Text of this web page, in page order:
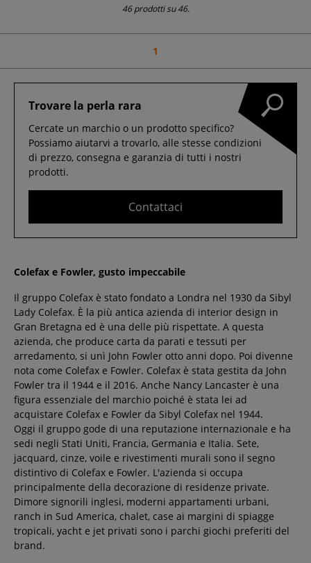
46 prodotti su 46.
1
Trovare la perla rara
Cercate un marchio o un prodotto specifico?
Possiamo aiutarvi a trovarlo, alle stesse condizioni
di prezzo, consegna e garanzia di tutti i nostri
prodotti.
Contattaci
Colefax e Fowler, gusto impeccabile
Il gruppo Colefax è stato fondato a Londra nel 1930 da Sibyl
Lady Colefax. È la più antica azienda di interior design in
Gran Bretagna ed è una delle più rispettate. A questa
azienda, che produce carta da parati e tessuti per
arredamento, si unì John Fowler otto anni dopo. Poi divenne
nota come Colefax e Fowler. Colefax è stata gestita da John
Fowler tra il 1944 e il 2016. Anche Nancy Lancaster è una
figura essenziale del marchio poiché è stata lei ad
acquistare Colefax e Fowler da Sibyl Colefax nel 1944.
Oggi il gruppo gode di una reputazione internazionale e ha
sedi negli Stati Uniti, Francia, Germania e Italia. Sete,
jacquard, cinze, voile e rivestimenti murali sono il segno
distintivo di Colefax e Fowler. L'azienda si occupa
principalmente della decorazione di residenze private.
Dimore signorili inglesi, moderni appartamenti urbani,
ranch in Sud America, chalet, case ai margini di spiagge
tropicali, yacht e jet privati sono i parchi giochi preferiti del
brand.